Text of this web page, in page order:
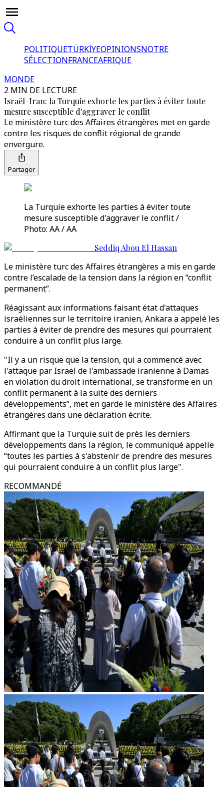
POLITIQUETÜRKİYEOPINIONSNOTRE
SÉLECTIONFRANCEAFRIQUE
MONDE
2 MIN DE LECTURE
Israël-Iran: la Turquie exhorte les parties à éviter toute
mesure susceptible d'aggraver le conflit
Le ministère turc des Affaires étrangères met en garde
contre les risques de conflit régional de grande
envergure.
Partager
La Turquie exhorte les parties à éviter toute
mesure susceptible d'aggraver le conflit /
Photo: AA / AA
Seddiq Abou El Hassan
Le ministère turc des Affaires étrangères a mis en garde
contre l’escalade de la tension dans la région en “conflit
permanent”.
Réagissant aux informations faisant état d'attaques
israéliennes sur le territoire iranien, Ankara a appelé les
parties à éviter de prendre des mesures qui pourraient
conduire à un conflit plus large.
"Il y a un risque que la tension, qui a commencé avec
l'attaque par Israël de l'ambassade iranienne à Damas
en violation du droit international, se transforme en un
conflit permanent à la suite des derniers
développements”, met en garde le ministère des Affaires
étrangères dans une déclaration écrite.
Affirmant que la Turquie suit de près les derniers
développements dans la région, le communiqué appelle
“toutes les parties à s'abstenir de prendre des mesures
qui pourraient conduire à un conflit plus large".
RECOMMANDÉ